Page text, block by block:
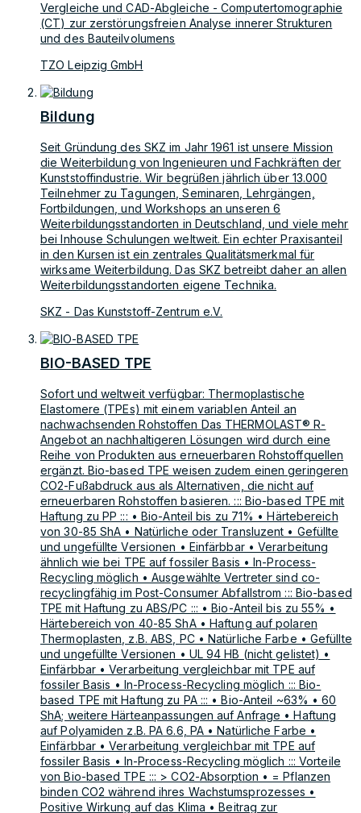
Vergleiche und CAD-Abgleiche - Computertomographie
(CT) zur zerstörungsfreien Analyse innerer Strukturen
und des Bauteilvolumens
TZO Leipzig GmbH
Bildung
Seit Gründung des SKZ im Jahr 1961 ist unsere Mission
die Weiterbildung von Ingenieuren und Fachkräften der
Kunststoffindustrie. Wir begrüßen jährlich über 13.000
Teilnehmer zu Tagungen, Seminaren, Lehrgängen,
Fortbildungen, und Workshops an unseren 6
Weiterbildungsstandorten in Deutschland, und viele mehr
bei Inhouse Schulungen weltweit. Ein echter Praxisanteil
in den Kursen ist ein zentrales Qualitätsmerkmal für
wirksame Weiterbildung. Das SKZ betreibt daher an allen
Weiterbildungsstandorten eigene Technika.
SKZ - Das Kunststoff-Zentrum e.V.
BIO-BASED TPE
Sofort und weltweit verfügbar: Thermoplastische
Elastomere (TPEs) mit einem variablen Anteil an
nachwachsenden Rohstoffen Das THERMOLAST® R-
Angebot an nachhaltigeren Lösungen wird durch eine
Reihe von Produkten aus erneuerbaren Rohstoffquellen
ergänzt. Bio-based TPE weisen zudem einen geringeren
CO2-Fußabdruck aus als Alternativen, die nicht auf
erneuerbaren Rohstoffen basieren. ::: Bio-based TPE mit
Haftung zu PP ::: • Bio-Anteil bis zu 71% • Härtebereich
von 30-85 ShA • Natürliche oder Transluzent • Gefüllte
und ungefüllte Versionen • Einfärbbar • Verarbeitung
ähnlich wie bei TPE auf fossiler Basis • In-Process-
Recycling möglich • Ausgewählte Vertreter sind co-
recyclingfähig im Post-Consumer Abfallstrom ::: Bio-based
TPE mit Haftung zu ABS/PC ::: • Bio-Anteil bis zu 55% •
Härtebereich von 40-85 ShA • Haftung auf polaren
Thermoplasten, z.B. ABS, PC • Natürliche Farbe • Gefüllte
und ungefüllte Versionen • UL 94 HB (nicht gelistet) •
Einfärbbar • Verarbeitung vergleichbar mit TPE auf
fossiler Basis • In-Process-Recycling möglich ::: Bio-
based TPE mit Haftung zu PA ::: • Bio-Anteil ~63% • 60
ShA; weitere Härteanpassungen auf Anfrage • Haftung
auf Polyamiden z.B. PA 6.6, PA • Natürliche Farbe •
Einfärbbar • Verarbeitung vergleichbar mit TPE auf
fossiler Basis • In-Process-Recycling möglich ::: Vorteile
von Bio-based TPE ::: > CO2-Absorption • = Pflanzen
binden CO2 während ihres Wachstumsprozesses •
Positive Wirkung auf das Klima • Beitrag zur